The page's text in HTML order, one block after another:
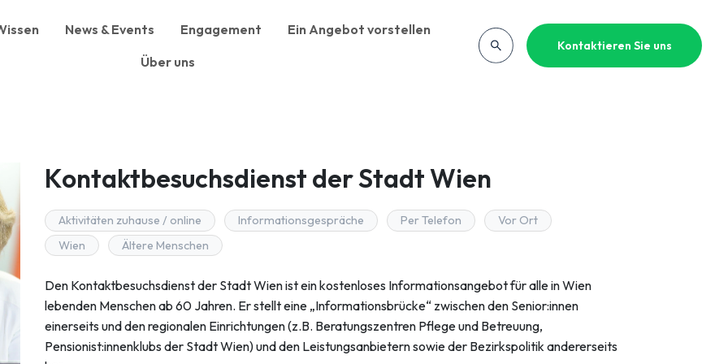
News & Events Engagement
Ein Angebot vorstellen
Über uns
Kontaktieren Sie uns
Kontaktbesuchsdienst der Stadt Wien
Aktivitäten zuhause / online Informationsgespräche Per Telefon
Vor Ort
Wien
Ältere Menschen
Den Kontaktbesuchsdienst der Stadt Wien ist ein kostenloses Informationsangebot für alle in Wien
lebenden Menschen ab 60 Jahren. Er stellt eine „Informationsbrücke“ zwischen den Senior:innen
einerseits und den regionalen Einrichtungen (z.B. Beratungszentren Pflege und Betreuung,
Pensionist:innenklubs der Stadt Wien) und den Leistungsanbietern sowie der Bezirkspolitik andererseits